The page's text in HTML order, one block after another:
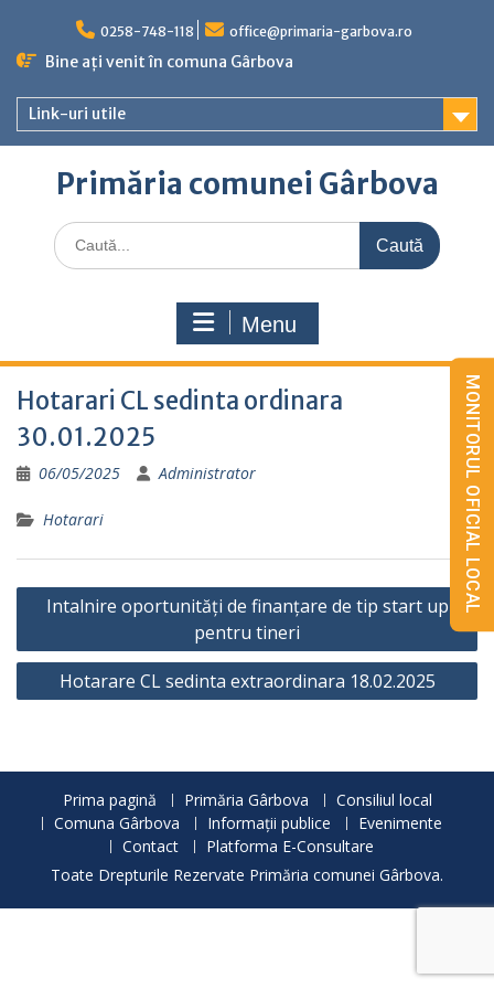
content
0258-748-118 office@primaria-garbova.ro
Bine ați venit în comuna Gârbova
Link-uri utile
Primăria comunei Gârbova
Caută
for:
Menu
Hotarari CL sedinta ordinara
30.01.2025
06/05/2025 Administrator
Hotarari
Navigare
articole
Intalnire oportunități de finanțare de tip start up
pentru tineri
Hotarare CL sedinta extraordinara 18.02.2025
Prima pagină Primăria Gârbova
Consiliul local
Comuna Gârbova
Informații publice
Evenimente
Contact
Platforma E-Consultare
Toate Drepturile Rezervate Primăria comunei Gârbova.
MONITORUL OFICIAL LOCAL